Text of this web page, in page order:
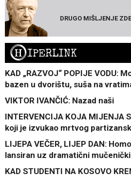
DRUGO MIŠLJENJE
HIPERLINK
KAD „RAZVOJ“ POPIJE VODU:
bazen u dvorištu, suša na
VIKTOR IVANČIĆ: Nazad naši
INTERVENCIJA KOJA MIJENJA
koji je izvukao mrtvog
LIJEPA VEČER, LIJEP DAN:
lansiran uz dramatični
KAD STUDENTI NA KOSOVO